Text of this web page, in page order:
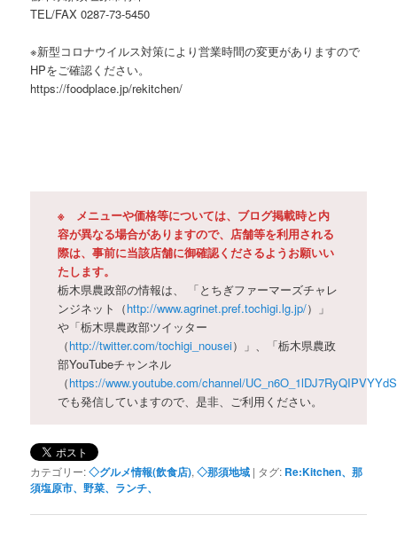
TEL/FAX 0287-73-5450
※新型コロナウイルス対策により営業時間の変更がありますので
HPをご確認ください。
https://foodplace.jp/rekitchen/
※ メニューや価格等については、ブログ掲載時と内
容が異なる場合がありますので、店舗等を利用される
際は、事前に当該店舗に御確認くださるようお願いい
たします。
栃木県農政部の情報は、 「とちぎファーマーズチャレ
ンジネット（http://www.agrinet.pref.tochigi.lg.jp/）」
や「栃木県農政部ツイッター
（http://twitter.com/tochigi_nousei）」、「栃木県農政
部YouTubeチャンネル
（https://www.youtube.com/channel/
でも発信していますので、是非、ご利用ください。
カテゴリー:◇グルメ情報(飲食店),◇那須地域 | タグ: Re:Kitchen、那
須塩原市、野菜、ランチ、